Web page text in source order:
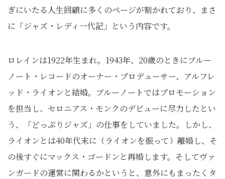
ぎにいたる人生回顧に多くのページが割かれており、まさ
に「ジャズ・レディ一代記」という内容です。
ロレインは1922年生まれ。1943年、20歳のときにブルー
ノート・レコードのオーナー・プロデューサー、アルフレ
ッド・ライオンと結婚。ブルーノートではプロモーション
を担当し、セロニアス・モンクのデビューに尽力したとい
う、「どっぷりジャズ」の仕事をしていました。しかし、
ライオンとは40年代末に（ライオンを振って）離婚し、そ
の後すぐにマックス・ゴードンと再婚します。そしてヴァ
ンガードの運営に関わるかというと、意外にもまったくタ